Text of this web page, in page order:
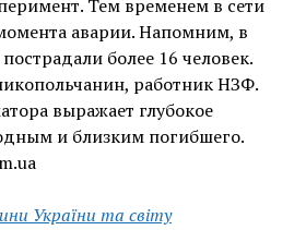
Тем временем в сети
аварии. Напомним, в
более 16 человек.
работник НЗФ.
выражает глубокое
и близким погибшего.
України та світу